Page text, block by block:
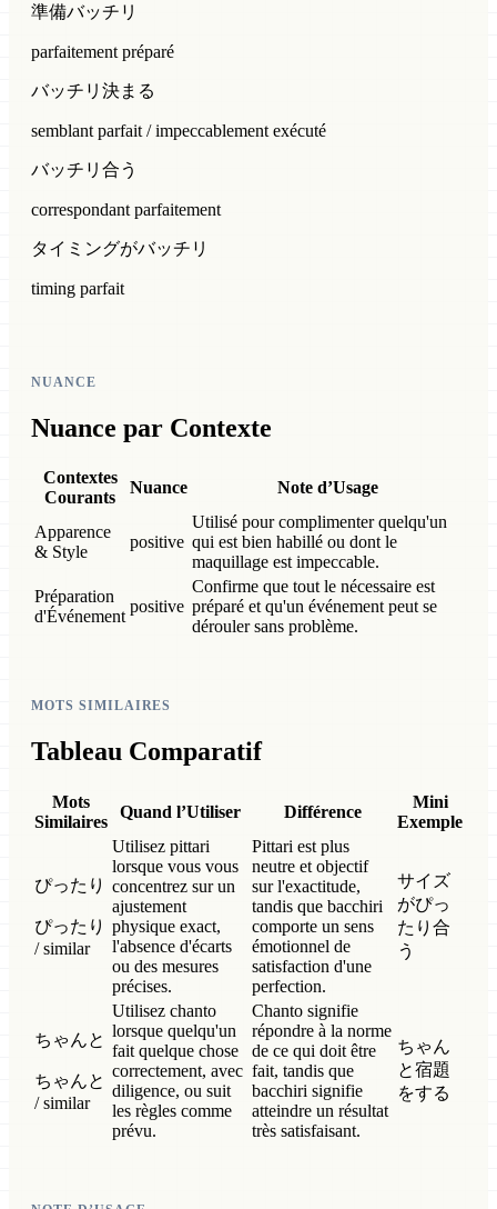
準備バッチリ
parfaitement préparé
バッチリ決まる
semblant parfait / impeccablement exécuté
バッチリ合う
correspondant parfaitement
タイミングがバッチリ
timing parfait
NUANCE
Nuance par Contexte
Contextes
Courants
Nuance Note d’Usage
Apparence
& Style
positive
Utilisé pour complimenter quelqu'un
qui est bien habillé ou dont le
maquillage est impeccable.
Préparation
d'Événement
positive
Confirme que tout le nécessaire est
préparé et qu'un événement peut se
dérouler sans problème.
MOTS SIMILAIRES
Tableau Comparatif
Mots
Similaires
Quand l’Utiliser Différence
Mini
Exemple
ぴったり
ぴったり
/ similar
Utilisez pittari
lorsque vous vous
concentrez sur un
ajustement
physique exact,
l'absence d'écarts
ou des mesures
précises.
Pittari est plus
neutre et objectif
sur l'exactitude,
tandis que bacchiri
comporte un sens
émotionnel de
satisfaction d'une
perfection.
サイズ
がぴっ
たり合
う
ちゃんと
ちゃんと
/ similar
Utilisez chanto
lorsque quelqu'un
fait quelque chose
correctement, avec
diligence, ou suit
les règles comme
prévu.
Chanto signifie
répondre à la norme
de ce qui doit être
fait, tandis que
bacchiri signifie
atteindre un résultat
très satisfaisant.
ちゃん
と宿題
をする